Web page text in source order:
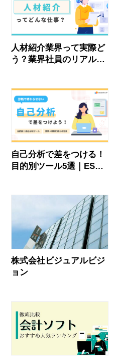
人材紹介業界って実際ど
う？業界社員のリアルな
自己分析で差をつける！
目的別ツール5選｜ES・
株式会社ビジュアルビジ
ョン